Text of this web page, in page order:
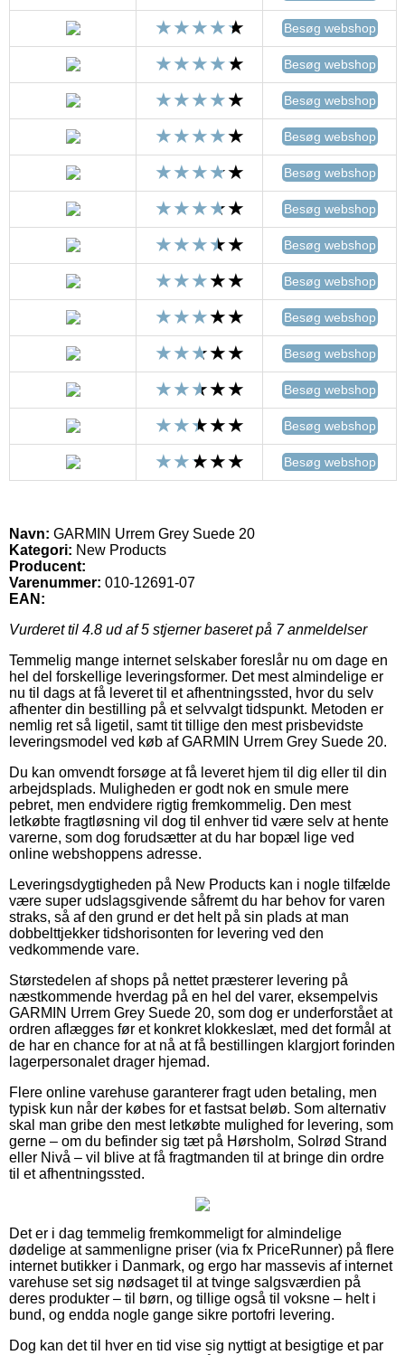
Besøg webshop
Besøg webshop
Besøg webshop
Besøg webshop
Besøg webshop
Besøg webshop
Besøg webshop
Besøg webshop
Besøg webshop
Besøg webshop
Besøg webshop
Besøg webshop
Besøg webshop
Navn: GARMIN Urrem Grey Suede 20
Kategori: New Products
Producent:
Varenummer: 010-12691-07
EAN:
Vurderet til 4.8 ud af 5 stjerner baseret på 7anmeldelser
Temmelig mange internet selskaber foreslår nu om dage en
hel del forskellige leveringsformer. Det mest almindelige er
nu til dags at få leveret til et afhentningssted, hvor du selv
afhenter din bestilling på et selvvalgt tidspunkt. Metoden er
nemlig ret så ligetil, samt tit tillige den mest prisbevidste
leveringsmodel ved køb af GARMIN Urrem Grey Suede 20.
Du kan omvendt forsøge at få leveret hjem til dig eller til din
arbejdsplads. Muligheden er godt nok en smule mere
pebret, men endvidere rigtig fremkommelig. Den mest
letkøbte fragtløsning vil dog til enhver tid være selv at hente
varerne, som dog forudsætter at du har bopæl lige ved
online webshoppens adresse.
Leveringsdygtigheden på New Products kan i nogle tilfælde
være super udslagsgivende såfremt du har behov for varen
straks, så af den grund er det helt på sin plads at man
dobbelttjekker tidshorisonten for levering ved den
vedkommende vare.
Størstedelen af shops på nettet præsterer levering på
næstkommende hverdag på en hel del varer, eksempelvis
GARMIN Urrem Grey Suede 20, som dog er underforstået at
ordren aflægges før et konkret klokkeslæt, med det formål at
de har en chance for at nå at få bestillingen klargjort forinden
lagerpersonalet drager hjemad.
Flere online varehuse garanterer fragt uden betaling, men
typisk kun når der købes for et fastsat beløb. Som alternativ
skal man gribe den mest letkøbte mulighed for levering, som
gerne – om du befinder sig tæt på Hørsholm, Solrød Strand
eller Nivå – vil blive at få fragtmanden til at bringe din ordre
til et afhentningssted.
Det er i dag temmelig fremkommeligt for almindelige
dødelige at sammenligne priser (via fx PriceRunner) på flere
internet butikker i Danmark, og ergo har massevis af internet
varehuse set sig nødsaget til at tvinge salgsværdien på
deres produkter – til børn, og tillige også til voksne – helt i
bund, og endda nogle gange sikre portofri levering.
Dog kan det til hver en tid vise sig nyttigt at besigtige et par